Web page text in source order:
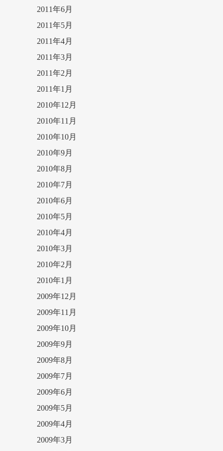
2011年6月
2011年5月
2011年4月
2011年3月
2011年2月
2011年1月
2010年12月
2010年11月
2010年10月
2010年9月
2010年8月
2010年7月
2010年6月
2010年5月
2010年4月
2010年3月
2010年2月
2010年1月
2009年12月
2009年11月
2009年10月
2009年9月
2009年8月
2009年7月
2009年6月
2009年5月
2009年4月
2009年3月